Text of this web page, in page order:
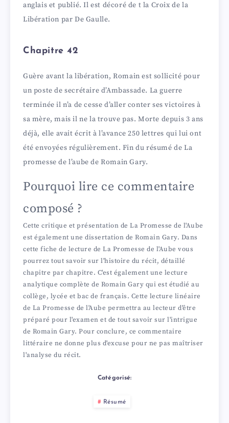
anglais et publié. Il est décoré de t la Croix de la
Libération par De Gaulle.
Chapitre 42
Guère avant la libération, Romain est sollicité pour
un poste de secrétaire d’Ambassade. La guerre
terminée il n’a de cesse d’aller conter ses victoires à
sa mère, mais il ne la trouve pas. Morte depuis 3 ans
déjà, elle avait écrit à l’avance 250 lettres qui lui ont
été envoyées régulièrement. Fin du résumé de La
promesse de l’aube de Romain Gary.
Pourquoi lire ce commentaire
composé ?
Cette critique et présentation de La Promesse de l'Aube
est également une dissertation de Romain Gary. Dans
cette fiche de lecture de La Promesse de l'Aube vous
pourrez tout savoir sur l'histoire du récit, détaillé
chapitre par chapitre. C'est également une lecture
analytique complète de Romain Gary qui est étudié au
collège, lycée et bac de français. Cette lecture linéaire
de La Promesse de l'Aube permettra au lecteur d'être
préparé pour l'examen et de tout savoir sur l'intrigue
de Romain Gary. Pour conclure, ce commentaire
littéraire ne donne plus d'excuse pour ne pas maîtriser
l'analyse du récit.
Catégorisé:
Résumé